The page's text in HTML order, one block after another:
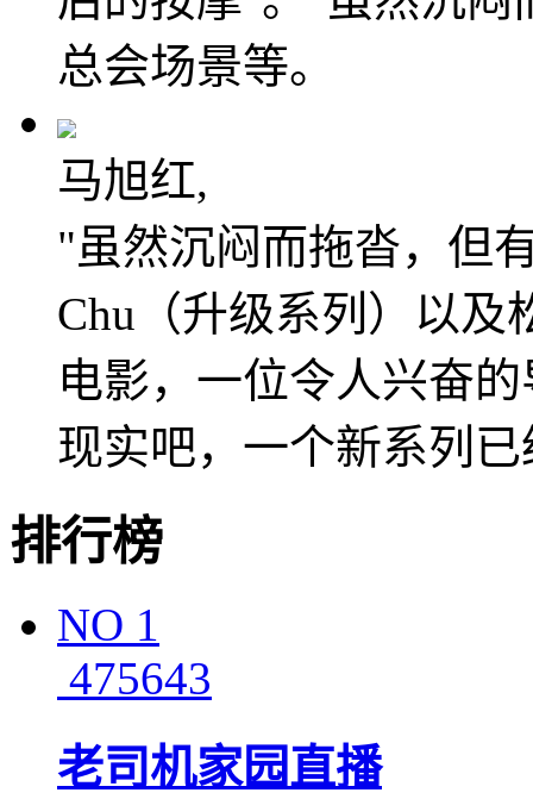
总会场景等。
马旭红,
"虽然沉闷而拖沓，但
Chu（升级系列）以及
电影，一位令人兴奋
现实吧，一个新系列
排行榜
NO 1
475643
老司机家园直播